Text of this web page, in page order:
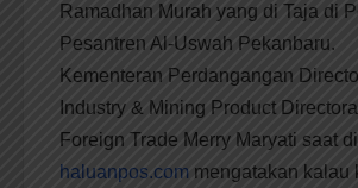
Ramadhan Murah yang di Taja di
Pesantren Al-Uswah Pekanbaru.
Kementeran Perdangangan
Industry & Mining Product
Foreign Trade Merry Maryati saat
haluanpos.com mengatakan kalau